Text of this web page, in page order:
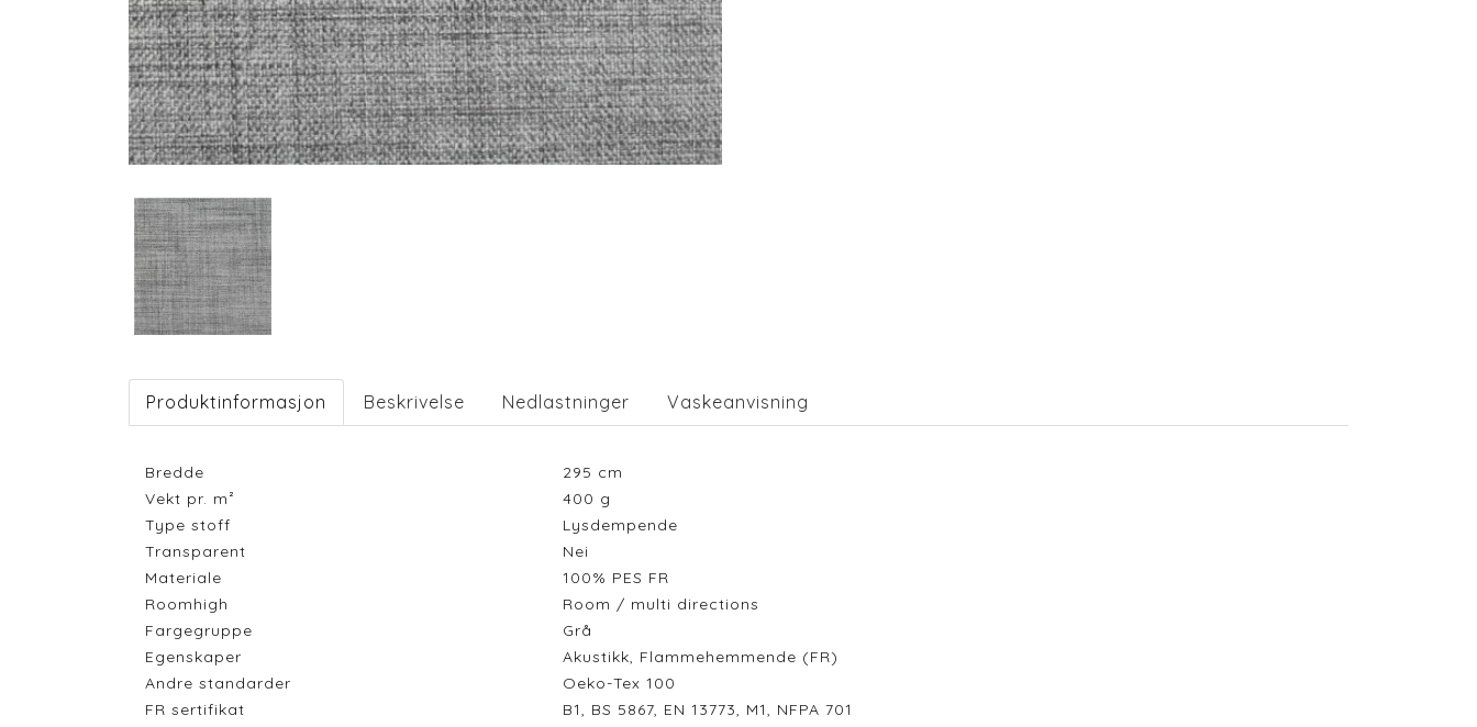
Produktinformasjon Beskrivelse Nedlastninger Vaskeanvisning
Bredde 295 cm
Vekt pr. m²
400 g
Type stoff
Lysdempende
Transparent
Nei
Materiale
100% PES FR
Roomhigh
Room / multi directions
Fargegruppe
Grå
Egenskaper
Akustikk, Flammehemmende (FR)
Andre standarder
Oeko-Tex 100
FR sertifikat
B1, BS 5867, EN 13773, M1, NFPA 701